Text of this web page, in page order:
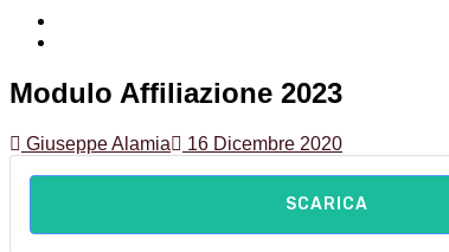
Modulo Affiliazione 2023
Giuseppe Alamia 16 Dicembre 2020
SCARICA